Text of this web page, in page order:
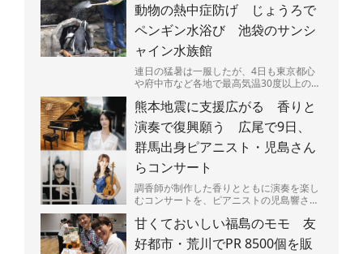
J1、J2、J3全...
動物の熱中症防げ じょうろで
ペンギン水浴び 池袋のサンシ
ャイン水族館
連日の猛暑は一服したが、4日も東京都心
や府中市など各地で最高気温30度以上の真
都内－。暑さは人間...
熊本地震に支援広がる 香りと
演奏で復興願う 広尾で9日、
群馬出身ピアニスト・児島さん
らコンサート
調香師が制作した香りとともに演奏を楽し
むコンサートを、ピアニストの児島響さん
売り上げの一部は、...
甘くておいしい福島のモモ 友
好都市・荒川でPR 8500個を販